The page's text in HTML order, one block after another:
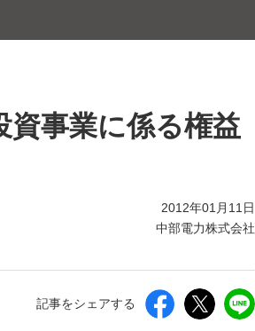
資事業に係る権益
2012年01月11日
中部電力株式会社
記事をシェアする